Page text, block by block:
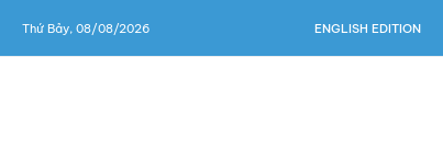
Thứ Bảy, 08/08/2026 ENGLISH EDITION